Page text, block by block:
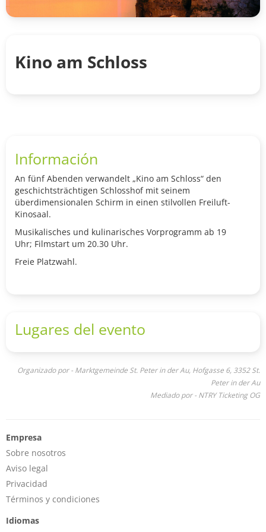
Kino am Schloss
Información
An fünf Abenden verwandelt „Kino am Schloss“ den
geschichtsträchtigen Schlosshof mit seinem
überdimensionalen Schirm in einen stilvollen Freiluft-
Kinosaal.
Musikalisches und kulinarisches Vorprogramm ab 19
Uhr; Filmstart um 20.30 Uhr.
Freie Platzwahl.
Lugares del evento
Organizado por - Marktgemeinde St. Peter in der Au, Hofgasse 6, 3352 St.
Peter in der Au
Mediado por - NTRY Ticketing OG
Empresa
Sobre nosotros
Aviso legal
Privacidad
Términos y condiciones
Idiomas